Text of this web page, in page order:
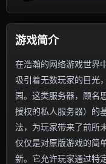
游戏简介
在浩瀚的网络游戏世界
吸引着无数玩家的目光
园。这类服务器，顾名
授权的私人服务器）的
法，为玩家带来了前所
仅仅是对原版游戏的简
新。它允许玩家通过特